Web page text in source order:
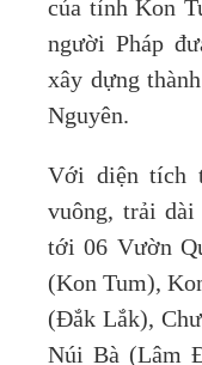
của tỉnh Kon
người Pháp
xây dựng
Nguyên.
Với diện tích
vuông, trải
tới 06 Vườn
(Kon Tum),
(Đắk Lắk),
Núi Bà (Lâm